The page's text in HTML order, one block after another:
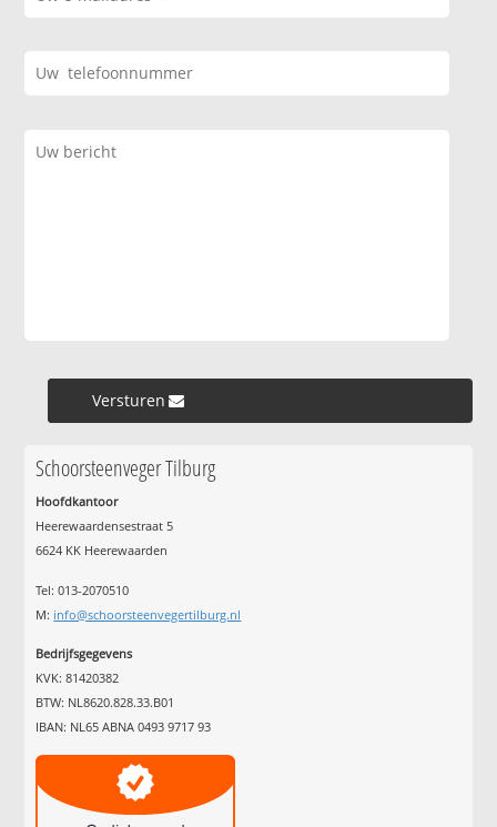
Versturen »
Schoorsteenveger Tilburg
Hoofdkantoor
Heerewaardensestraat 5
6624 KK Heerewaarden
Tel: 013-2070510
M: info@schoorsteenvegertilburg.nl
Bedrijfsgegevens
KVK: 81420382
BTW: NL8620.828.33.B01
IBAN: NL65 ABNA 0493 9717 93